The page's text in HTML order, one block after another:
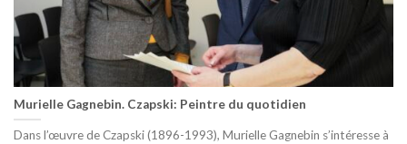
Murielle Gagnebin. Czapski: Peintre du quotidien
Dans l’œuvre de Czapski (1896-1993), Murielle Gagnebin s’intéresse à